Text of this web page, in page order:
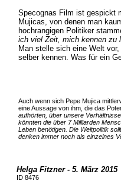
Specognas Film ist gespickt
Mujicas, von denen man
hochrangigen Politiker
ich viel Zeit, mich kennen zu
Man stelle sich eine Welt
selber kennen. Was für ein
Auch wenn sich Pepe Mujica
eine Aussage von ihm, die das
aufhörten, über unsere
könnten die über 7 Milliarden
Leben benötigen. Die Weltpolitik
denken immer noch als einzelnes
Helga Fitzner - 5. März 2015
ID 8476